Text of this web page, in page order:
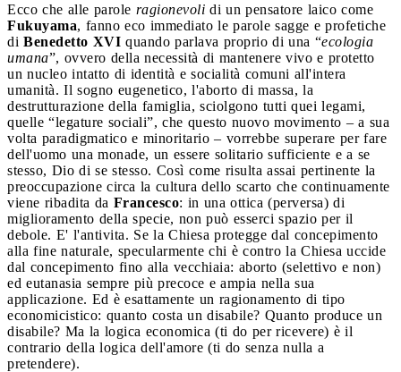
Ecco che alle parole ragionevoli di un pensatore laico come
Fukuyama, fanno eco immediato le parole sagge e profetiche
di Benedetto XVI quando parlava proprio di una “ecologia
umana”, ovvero della necessità di mantenere vivo e protetto
un nucleo intatto di identità e socialità comuni all'intera
umanità. Il sogno eugenetico, l'aborto di massa, la
destrutturazione della famiglia, sciolgono tutti quei legami,
quelle “legature sociali”, che questo nuovo movimento – a sua
volta paradigmatico e minoritario – vorrebbe superare per fare
dell'uomo una monade, un essere solitario sufficiente e a se
stesso, Dio di se stesso. Così come risulta assai pertinente la
preoccupazione circa la cultura dello scarto che continuamente
viene ribadita da Francesco: in una ottica (perversa) di
miglioramento della specie, non può esserci spazio per il
debole. E' l'antivita. Se la Chiesa protegge dal concepimento
alla fine naturale, specularmente chi è contro la Chiesa uccide
dal concepimento fino alla vecchiaia: aborto (selettivo e non)
ed eutanasia sempre più precoce e ampia nella sua
applicazione. Ed è esattamente un ragionamento di tipo
economicistico: quanto costa un disabile? Quanto produce un
disabile? Ma la logica economica (ti do per ricevere) è il
contrario della logica dell'amore (ti do senza nulla a
pretendere).